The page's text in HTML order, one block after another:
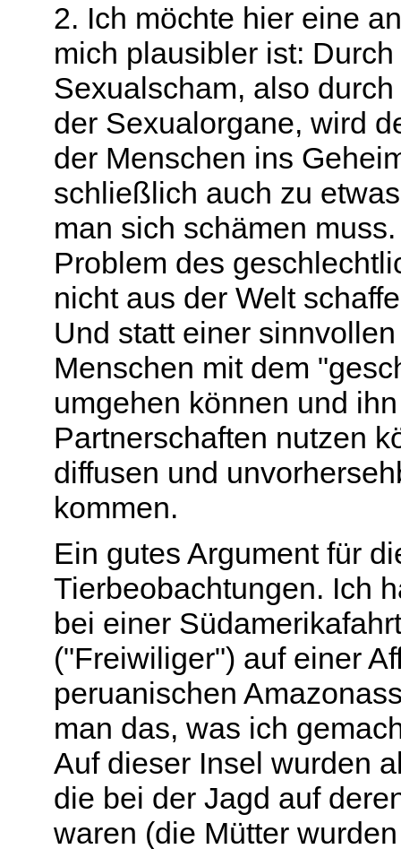
2. Ich möchte hier eine
mich plausibler ist:
Sexualscham, also
der Sexualorgane, wird
der Menschen ins
schließlich auch zu
man sich schämen
Problem des
nicht aus der Welt
Und statt einer
Menschen mit dem
umgehen können und
Partnerschaften nutzen
diffusen und
kommen.
Ein gutes Argument für
Tierbeobachtungen. Ich
bei einer
("Freiwiliger") auf einer
peruanischen
man das, was ich
Auf dieser Insel wurden
die bei der Jagd auf
waren (die Mütter